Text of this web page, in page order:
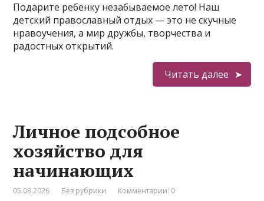
Подарите ребенку незабываемое лето! Наш
детский православный отдых — это не скучные
нравоучения, а мир дружбы, творчества и
радостных открытий.
Читать далее
Личное подсобное
хозяйство для
начинающих
05.08.2026 Без рубрики Комментарии: 0